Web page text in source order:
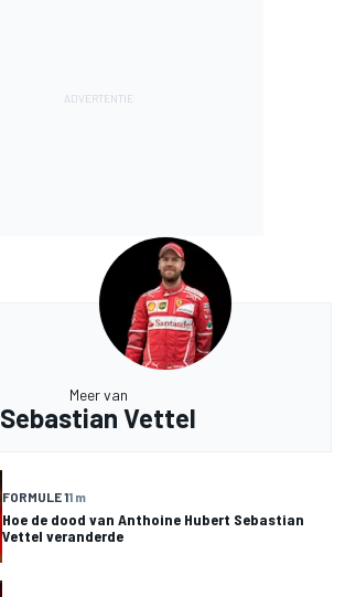
Meer van
Sebastian Vettel
FORMULE 11 m
Hoe de dood van Anthoine Hubert Sebastian
Vettel veranderde